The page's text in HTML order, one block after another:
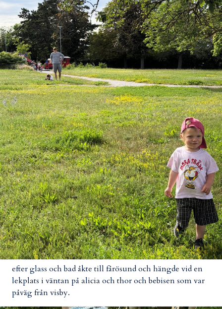
efter glass och bad åkte till fårösund och hängde vid en
lekplats i väntan på alicia och thor och bebisen som var
påväg från visby.